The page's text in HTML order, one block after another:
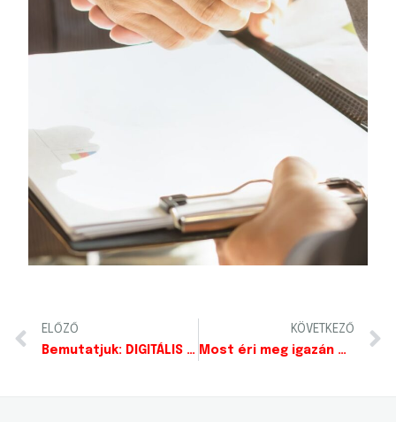
ELŐZŐ
Bemutatjuk: DIGITÁLIS KULCS a mateco-tól!
KÖVETKEZŐ
Most éri meg igazán munkagépet vásárolni!